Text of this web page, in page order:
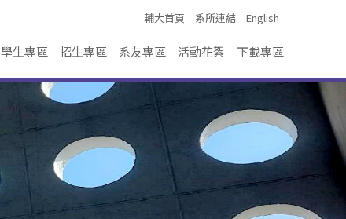
輔大首頁 系所連結 English
學生專區 招生專區 系友專區 活動花絮 下載專區